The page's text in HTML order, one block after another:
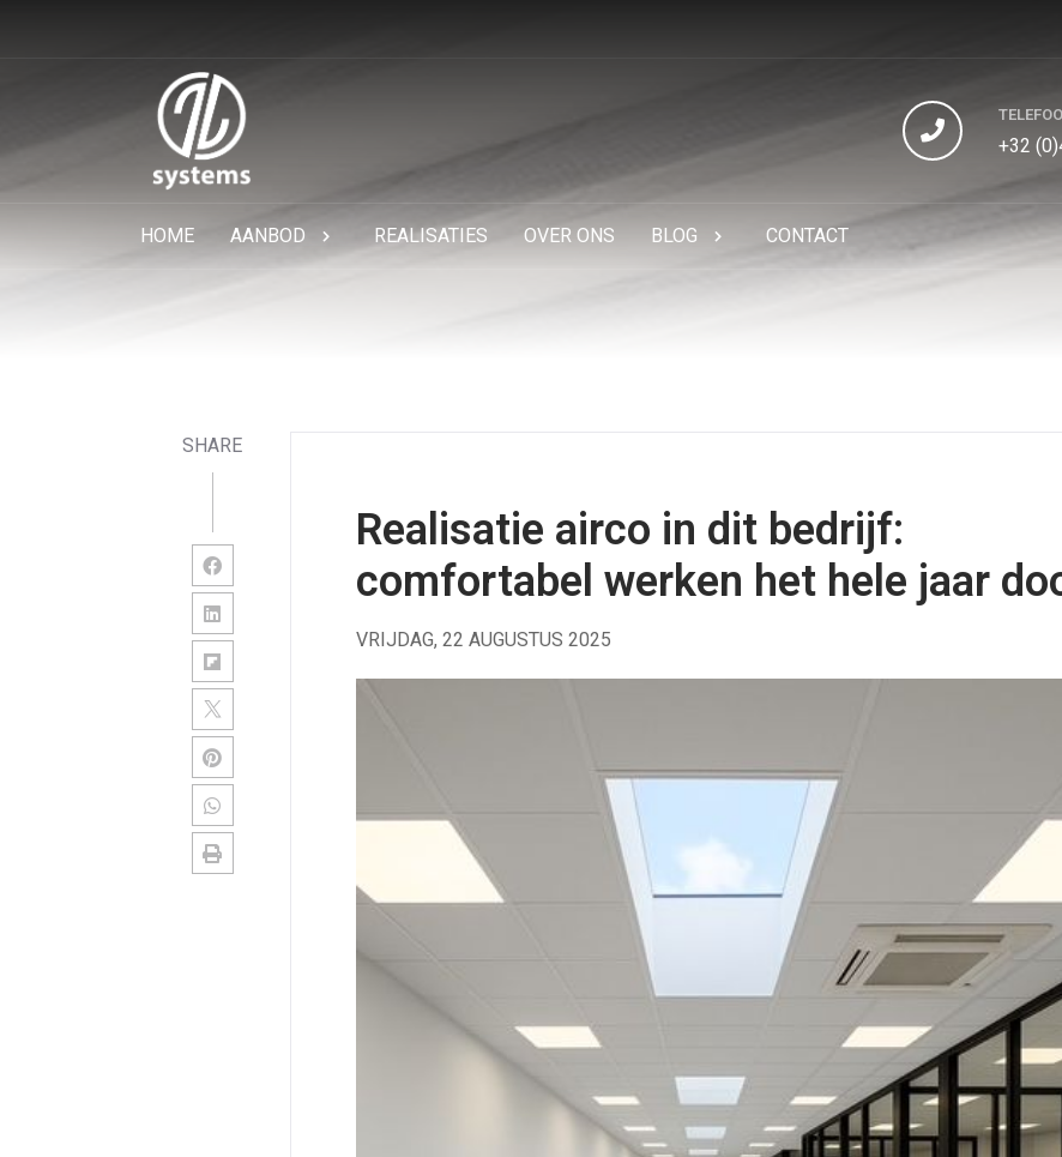
+32
HOME AANBOD REALISATIES OVER ONS BLOG CONTACT
SHARE
Realisatie airco in dit bedrijf:
comfortabel werken het hele jaar
VRIJDAG, 22 AUGUSTUS 2025